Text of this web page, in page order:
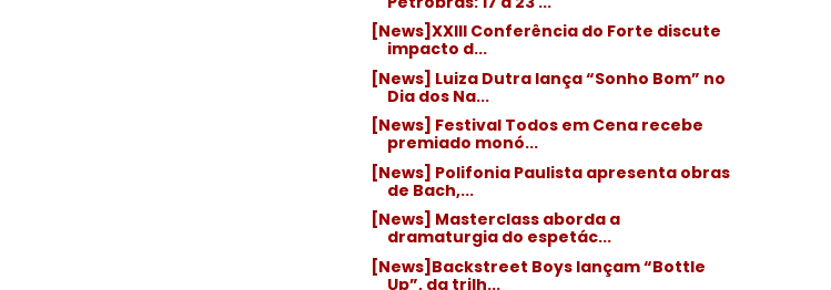
[News]XXIII Conferência do Forte discute
impacto d...
[News] Luiza Dutra lança “Sonho Bom” no
Dia dos Na...
[News] Festival Todos em Cena recebe
premiado monó...
[News] Polifonia Paulista apresenta obras
de Bach,...
[News] Masterclass aborda a
dramaturgia do espetác...
[News]Backstreet Boys lançam “Bottle
Up”, da trilh...